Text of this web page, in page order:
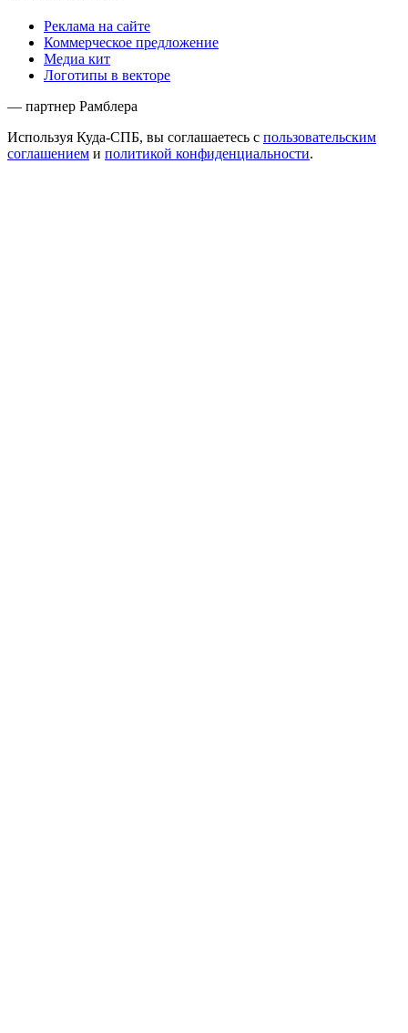
Реклама на сайте
Коммерческое предложение
Медиа кит
Логотипы в векторе
— партнер Рамблера
Используя Куда-СПБ, вы соглашаетесь с пользовательским
соглашением и политикой конфиденциальности.